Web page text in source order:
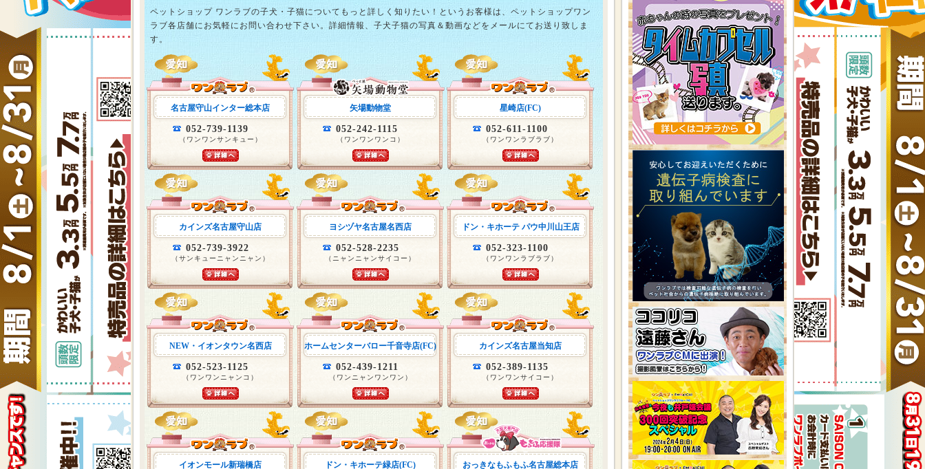
ペットショップ ワンラブの子犬・子猫についてもっと詳しく知りたい！というお客様は、ペットショップワン
ラブ各店舗にお気軽にお問い合わせ下さい。詳細情報、子犬子猫の写真＆動画などをメールにてお送り致しま
す。
名古屋守山インター総本店
052-739-1139
（ワンワンサンキュー）
矢場動物堂
052-242-1115
（ワンワンワンコ）
星崎店(FC)
052-611-1100
（ワンワンラブラブ）
カインズ名古屋守山店
052-739-3922
（サンキューニャンニャン）
ヨシヅヤ名古屋名西店
052-528-2235
（ニャンニャンサイコー）
ドン・キホーテ パウ中川山王店
052-323-1100
（ワンワンラブラブ）
NEW・イオンタウン名西店
052-523-1125
（ワンワンニャンコ）
ホームセンターバロー千音寺店(FC)
052-439-1211
（ワンニャンワンワン）
カインズ名古屋当知店
052-389-1135
（ワンワンサイコー）
イオンモール新瑞橋店 ドン・キホーテ緑店(FC) おっきなもふもふ名古屋総本店